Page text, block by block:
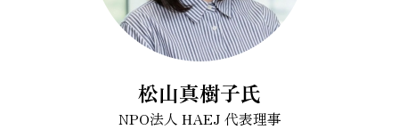
松山真樹子氏
NPO法人 HAEJ 代表理事